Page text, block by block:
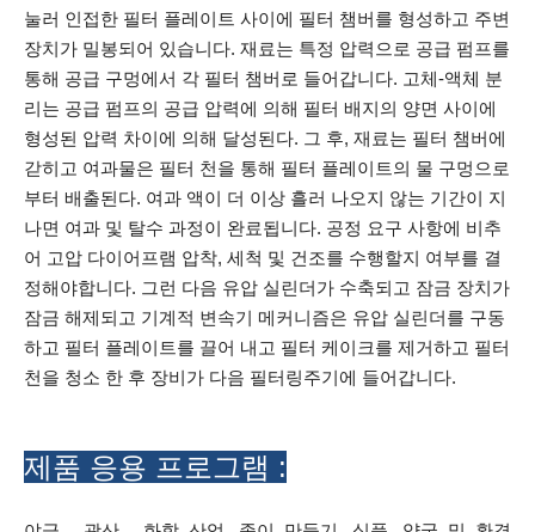
눌러 인접한 필터 플레이트 사이에 필터 챔버를 형성하고 주변
장치가 밀봉되어 있습니다. 재료는 특정 압력으로 공급 펌프를
통해 공급 구멍에서 각 필터 챔버로 들어갑니다. 고체-액체 분
리는 공급 펌프의 공급 압력에 의해 필터 배지의 양면 사이에
형성된 압력 차이에 의해 달성된다. 그 후, 재료는 필터 챔버에
갇히고 여과물은 필터 천을 통해 필터 플레이트의 물 구멍으로
부터 배출된다. 여과 액이 더 이상 흘러 나오지 않는 기간이 지
나면 여과 및 탈수 과정이 완료됩니다. 공정 요구 사항에 비추
어 고압 다이어프램 압착, 세척 및 건조를 수행할지 여부를 결
정해야합니다. 그런 다음 유압 실린더가 수축되고 잠금 장치가
잠금 해제되고 기계적 변속기 메커니즘은 유압 실린더를 구동
하고 필터 플레이트를 끌어 내고 필터 케이크를 제거하고 필터
천을 청소 한 후 장비가 다음 필터링주기에 들어갑니다.
제품 응용 프로그램 :